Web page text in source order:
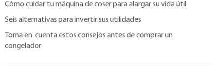
Cómo cuidar tu máquina de coser para alargar su vida útil
Seis alternativas para invertir sus utilidades
Toma en cuenta estos consejos antes de comprar un
congelador